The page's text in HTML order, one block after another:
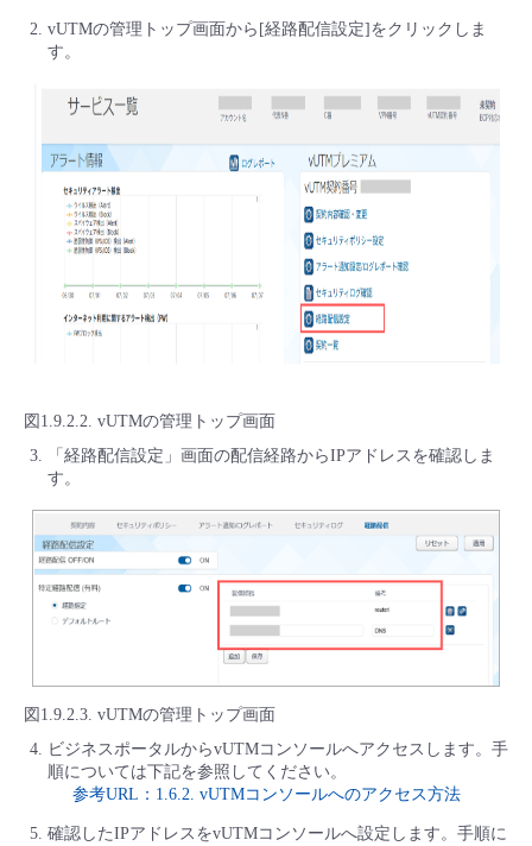
vUTMの管理トップ画面から[経路配信設定]をクリックしま
す。
図1.9.2.2. vUTMの管理トップ画面
「経路配信設定」画面の配信経路からIPアドレスを確認しま
す。
図1.9.2.3. vUTMの管理トップ画面
ビジネスポータルからvUTMコンソールへアクセスします。手
順については下記を参照してください。
参考URL：1.6.2. vUTMコンソールへのアクセス方法
確認したIPアドレスをvUTMコンソールへ設定します。手順に